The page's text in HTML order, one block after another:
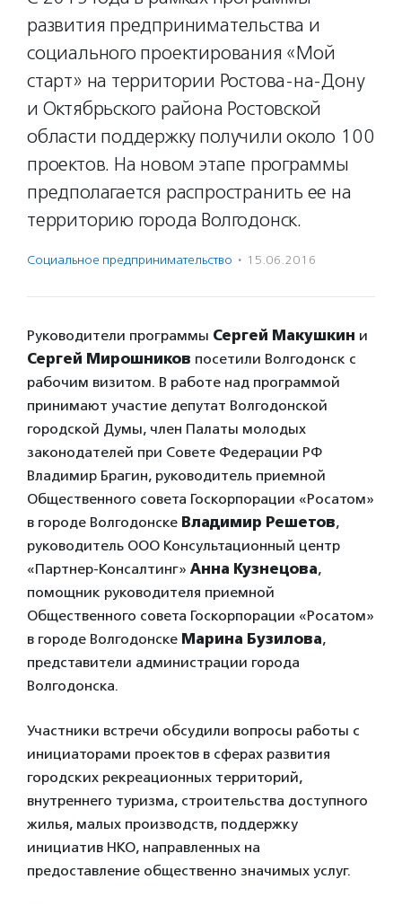
развития предпринимательства и
социального проектирования «Мой
старт» на территории Ростова-на-Дону
и Октябрьского района Ростовской
области поддержку получили около 100
проектов. На новом этапе программы
предполагается распространить ее на
территорию города Волгодонск.
Социальное предпри­нима­тель­ство · 15.06.2016
Руководители программы Сергей Макушкин и
Сергей Мирошников посетили Волгодонск с
рабочим визитом. В работе над программой
принимают участие депутат Волгодонской
городской Думы, член Палаты молодых
законодателей при Совете Федерации РФ
Владимир Брагин, руководитель приемной
Общественного совета Госкорпорации «Росатом»
в городе Волгодонске Владимир Решетов,
руководитель OOO Консультационный центр
«Партнер-Консалтинг» Анна Кузнецова,
помощник руководителя приемной
Общественного совета Госкорпорации «Росатом»
в городе Волгодонске Марина Бузилова,
представители администрации города
Волгодонска.
Участники встречи обсудили вопросы работы с
инициаторами проектов в сферах развития
городских рекреационных территорий,
внутреннего туризма, строительства доступного
жилья, малых производств, поддержку
инициатив НКО, направленных на
предоставление общественно значимых услуг.